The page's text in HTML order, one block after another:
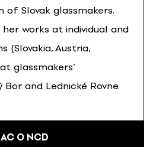
Slovak glassmakers.
works at individual and
(Slovakia, Austria,
glassmakers’
Bor and Lednické Rovne.
O NCD